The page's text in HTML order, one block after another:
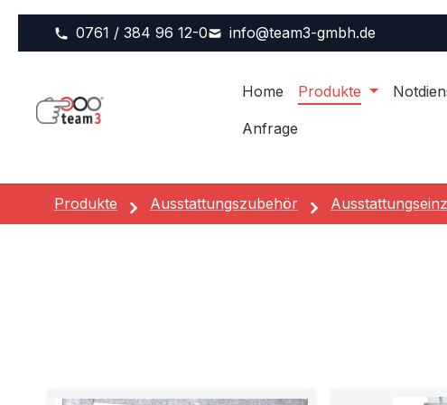
0761 / 384 96 12-0 info@team3-gmbh.de
Home Produkte
Anfrage
Produkte Ausstattungszubehör